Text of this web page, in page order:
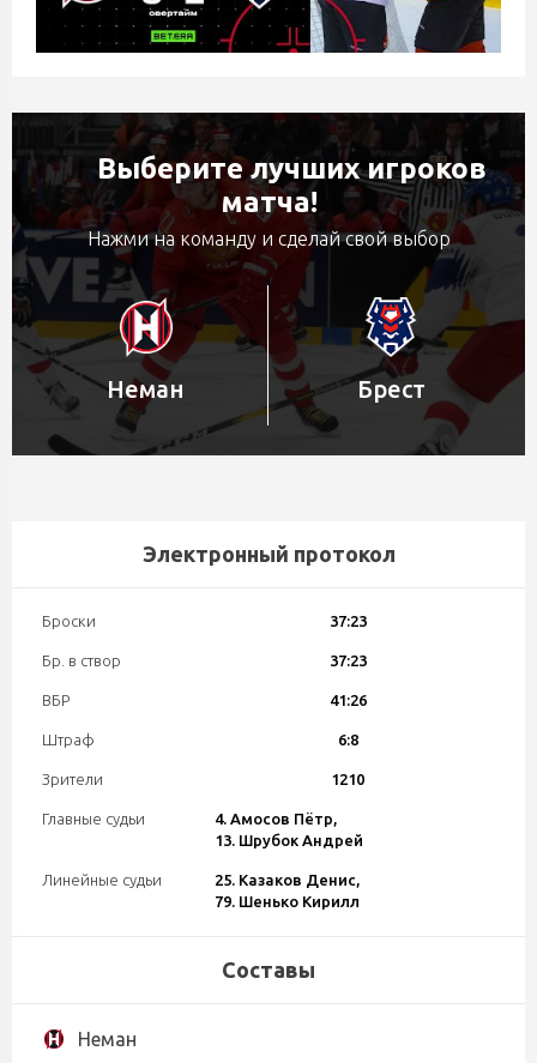
Выберите лучших игроков
матча!
Нажми на команду и сделай свой выбор
Неман Брест
Электронный протокол
Броски 37:23
Бр. в створ 37:23
ВБР 41:26
Штраф 6:8
Зрители 1210
Главные судьи
4. Амосов Пётр,
13. Шрубок Андрей
Линейные судьи
25. Казаков Денис,
79. Шенько Кирилл
Составы
Неман